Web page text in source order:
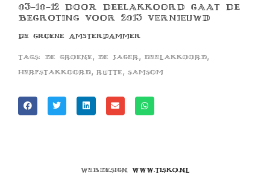
03-10-12 DOOR DEELAKKOORD GAAT DE
BEGROTING VOOR 2013 VERNIEUWD
DE GROENE AMSTERDAMMER
Tags: de groene , de jager, deelakkoord,
herfstakkoord, rutte , samsom
Webdesign www.tisko.nl